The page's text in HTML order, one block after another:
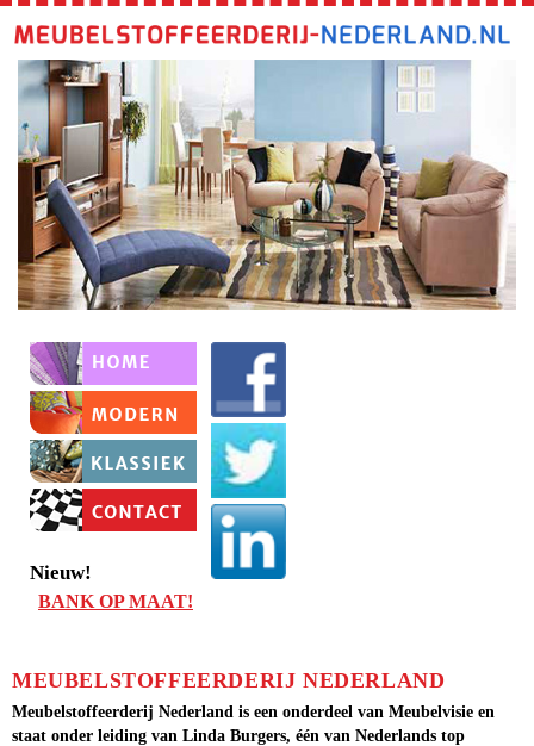
Nieuw!
BANK OP MAAT!
MEUBELSTOFFEERDERIJ NEDERLAND
Meubelstoffeerderij Nederland is een onderdeel van Meubelvisie en
staat onder leiding van Linda Burgers, één van Nederlands top